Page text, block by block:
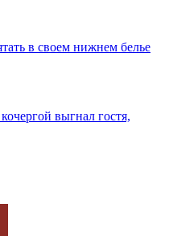
в своем нижнем белье
выгнал гостя,